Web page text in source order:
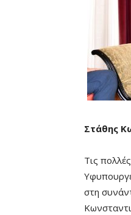
Στάθης
Τις
στη